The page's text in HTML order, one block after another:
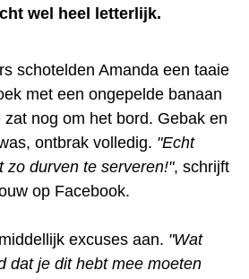
wel heel letterlijk.
schotelden Amanda een taaie
met een ongepelde banaan
nog om het bord. Gebak en
ontbrak volledig. "Echt
zo durven te serveren!", schrijft
op Facebook.
excuses aan. "Wat
dat je dit hebt mee moeten